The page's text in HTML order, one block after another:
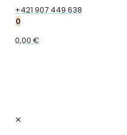
+421 907 449 638
0
0,00 €
✕